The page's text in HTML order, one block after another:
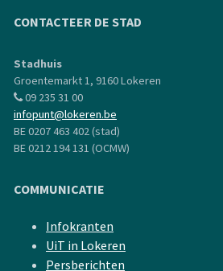
CONTACTEER DE STAD
Stadhuis
Groentemarkt 1, 9160 Lokeren
09 235 31 00
infopunt@lokeren.be
BE 0207 463 402 (stad)
BE 0212 194 131 (OCMW)
COMMUNICATIE
Infokranten
UiT in Lokeren
Persberichten